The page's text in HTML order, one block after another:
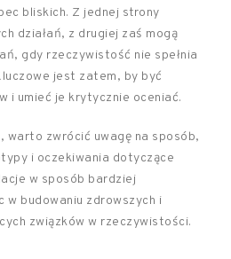
bliskich. Z jednej strony
działań, z drugiej zaś mogą
gdy rzeczywistość nie spełnia
jest zatem, by być
i umieć je krytycznie oceniać.
warto zwrócić uwagę na sposób,
i oczekiwania dotyczące
w sposób bardziej
w budowaniu zdrowszych i
związków w rzeczywistości.